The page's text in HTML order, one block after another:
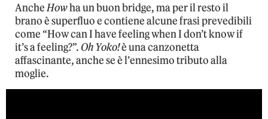
AncheHowha un buon bridge, ma per il resto il
brano è superfluo e contiene alcune frasi prevedibili
come “How can I have feeling when I don’t know if
it’s a feeling?”. Oh Yoko!è una canzonetta
affascinante, anche se è l’ennesimo tributo alla
moglie.